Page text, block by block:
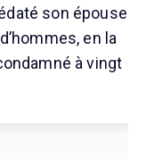
son épouse
en la
à vingt